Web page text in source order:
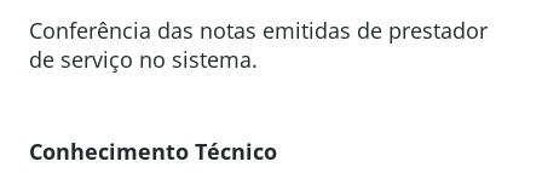
Conferência das notas emitidas de prestador
de serviço no sistema.
Conhecimento Técnico